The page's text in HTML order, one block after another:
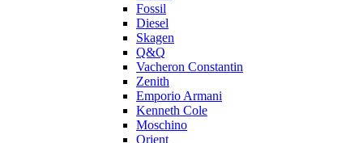
Fossil
Diesel
Skagen
Q&Q
Vacheron Constantin
Zenith
Emporio Armani
Kenneth Cole
Moschino
Orient